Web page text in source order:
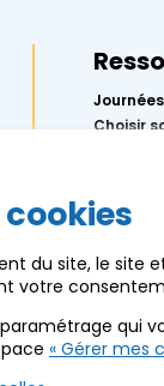
Choisir
Replay
du site, le site
votre
qui
« Gérer mes